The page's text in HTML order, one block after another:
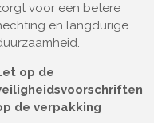
voor een betere
en langdurige
op de
de verpakking